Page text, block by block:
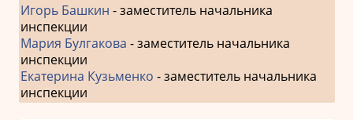
Игорь Башкин - заместитель начальника
инспекции
Мария Булгакова - заместитель начальника
инспекции
Екатерина Кузьменко - заместитель начальника
инспекции